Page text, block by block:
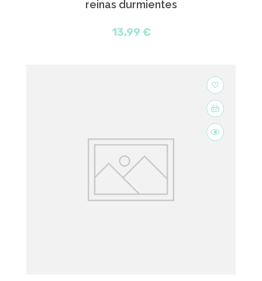
reinas durmientes
13,99 €
favorite_border